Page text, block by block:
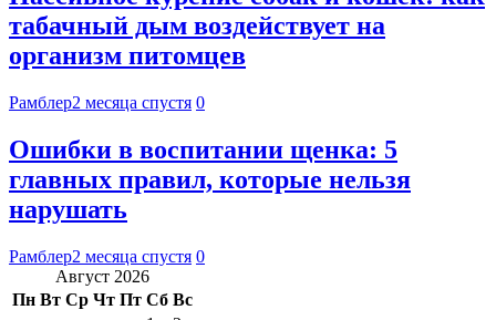
табачный дым воздействует на
организм питомцев
Рамблер2 месяца спустя 0
Ошибки в воспитании щенка: 5
главных правил, которые нельзя
нарушать
Рамблер2 месяца спустя 0
Август 2026
Пн Вт Ср Чт Пт Сб Вс